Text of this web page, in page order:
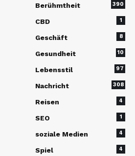
Berühmtheit 390
CBD 1
Geschäft 8
Gesundheit 10
Lebensstil 97
Nachricht 308
Reisen 4
SEO 1
soziale Medien 4
Spiel 4